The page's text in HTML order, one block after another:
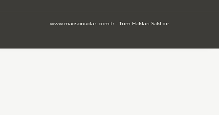
www.macsonuclari.com.tr - Tüm Hakları Saklıdır